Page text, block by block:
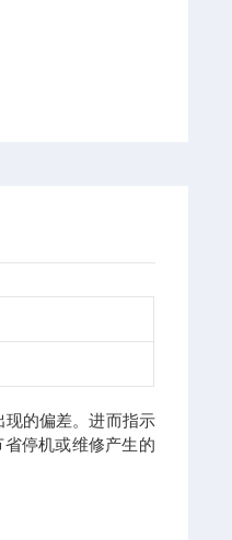
现的偏差。进而指示
停机或维修产生的